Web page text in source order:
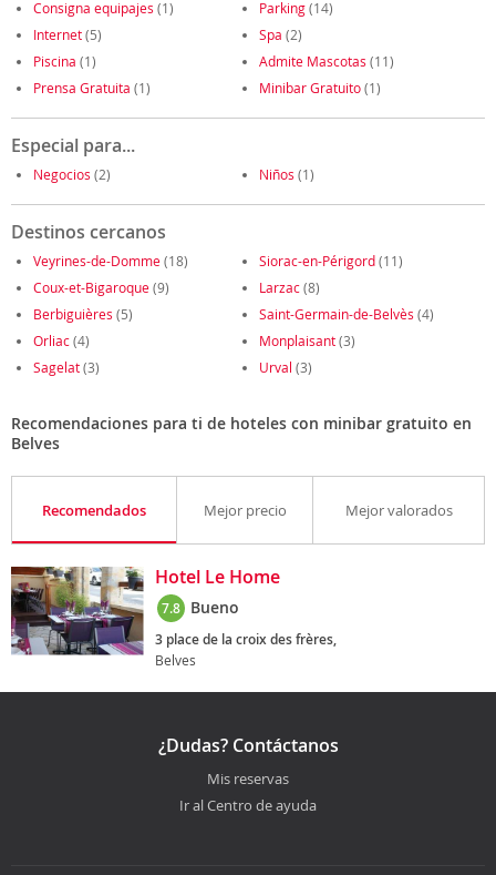
Consigna equipajes (1) Parking(14)
Internet(5) Spa (2)
Piscina (1) Admite Mascotas (11)
Prensa Gratuita (1) Minibar Gratuito(1)
Especial para...
Negocios (2) Niños (1)
Destinos cercanos
Veyrines-de-Domme(18) Siorac-en-Périgord(11)
Coux-et-Bigaroque(9) Larzac(8)
Berbiguières (5) Saint-Germain-de-Belvès (4)
Orliac(4) Monplaisant(3)
Sagelat(3) Urval (3)
Recomendaciones para ti de hoteles con minibar gratuito en
Belves
Recomendados Mejor precio Mejor valorados
Hotel Le Home
7.8 Bueno
3 place de la croix des frères,
Belves
¿Dudas? Contáctanos
Mis reservas
Ir al Centro de ayuda